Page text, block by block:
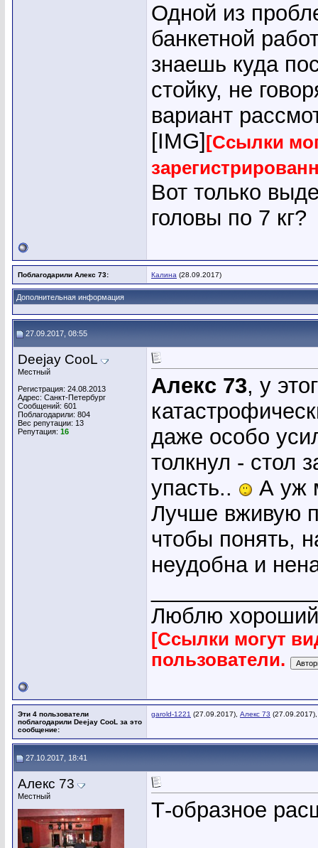
Одной из
банкетной
знаешь куда
стойку, не
вариант
[IMG] [Ссылки
Вот только
головы по 7 кг?
Поблагодарили Алекс 73: Калина (28.09.2017)
Дополнительная информация
27.09.2017, 08:55
Deejay CooL
Местный
Регистрация: 24.08.2013
Адрес: Санкт-Петербург
Сообщений: 601
Поблагодарили: 804
Вес репутации: 13
Репутация: 16
Алекс 73, у
даже особо
толкнул - стол
упасть..
А уж
Лучше вживую
чтобы понять,
неудобна и
Люблю хороший
[Ссылки могут
пользователи.
Эти 4 пользователи
поблагодарили Deejay CooL за это
сообщение:
garold-1221 (27.09.2017), Алекс 73
27.10.2017, 18:41
Алекс 73
Местный
Т-образное